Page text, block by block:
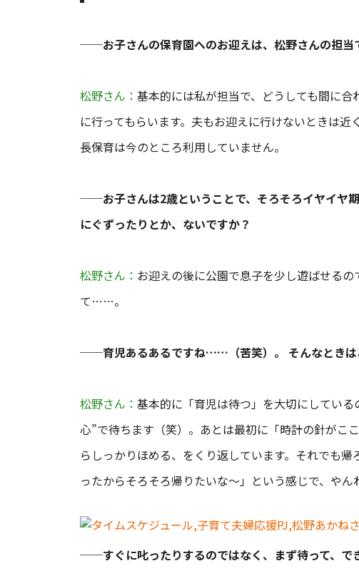
──お子さんの保育園へのお迎えは、松野さんの担当
松野さん： 基本的には私が担当で、どうしても間に
に行ってもらいます。夫もお迎えに行けないときは
長保育は今のところ利用していません。
──お子さんは2歳ということで、そろそろイヤイヤ
にぐずったりとか、ないですか？
松野さん： お迎えの後に公園で息子を少し遊ばせる
て……。
──育児あるあるですね……（苦笑）。 そんなときは
松野さん： 基本的に「育児は待つ」を大切にしてい
心”で待ちます（笑）。あとは最初に「時計の針がこ
らしっかりほめる、をくり返しています。それでも
ったからそろそろ帰りたいな〜」という感じで、やん
──すぐに叱ったりするのではなく、まず待って、